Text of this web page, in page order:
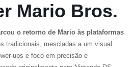
Mario Bros.
o retorno de Mario às plataformas
tradicionais, mescladas a um visual
ups e foco em precisão e